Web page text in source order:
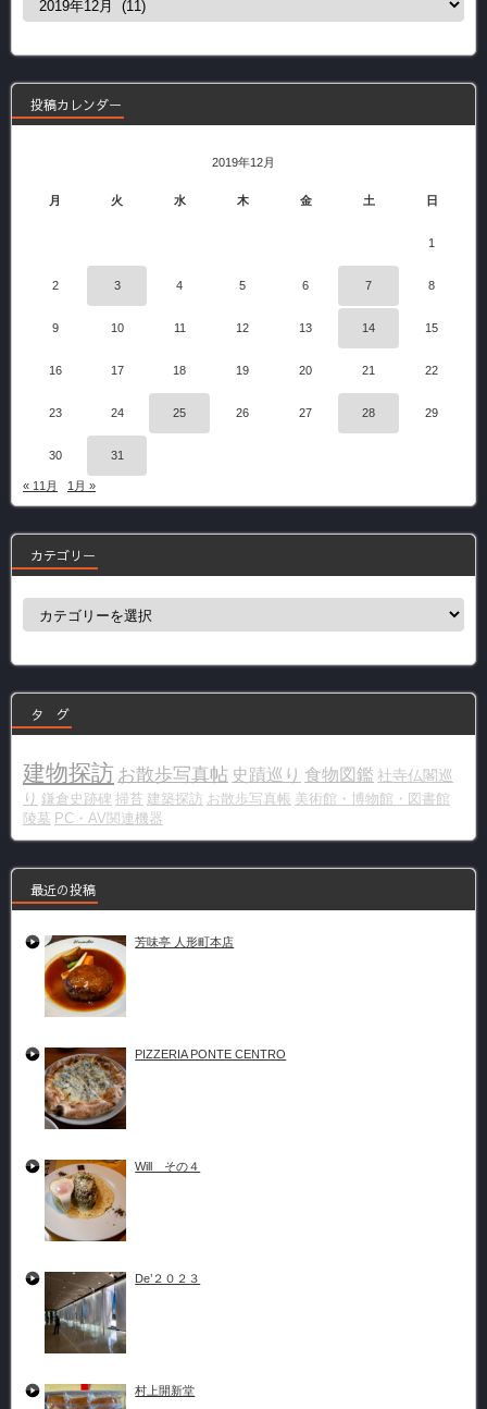
事
投稿カレンダー
2019年12月
月 火 水 木 金 土 日
1
2 3 4 5 6 7 8
9 10 11 12 13 14 15
16 17 18 19 20 21 22
23 24 25 26 27 28 29
30 31
« 11月 1月 »
カテゴリー
カ
ー
タ グ
建物探訪 お散歩写真帖 史蹟巡り 食物図鑑 社寺仏閣巡
り 鎌倉史跡碑 掃苔 建築探訪 お散歩写真帳 美術館・博物館・図書館
陵墓 PC・AV関連機器
最近の投稿
芳味亭 人形町本店
PIZZERIA PONTE CENTRO
Will その４
De’２０２３
村上開新堂